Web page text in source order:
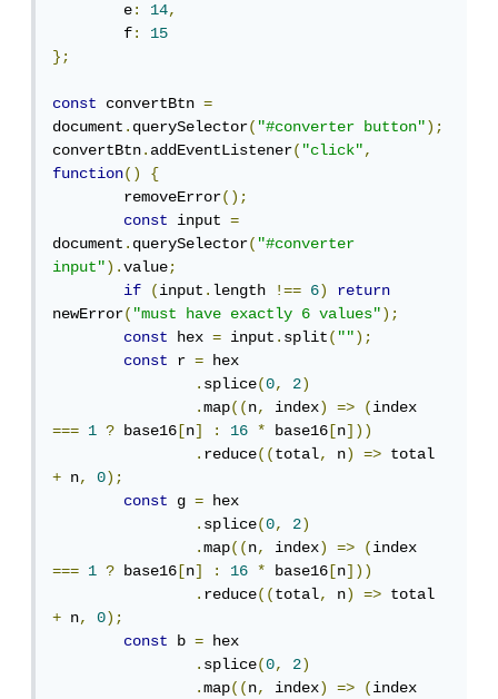
	e
: 14,
	f
:
15
};
const convertBtn =
document.querySelector("#converter button");
convertBtn.addEventListener("click",
function()
{
	removeError
();
const
input =
document.querySelector("#converter
input").value;
if
(input.length !== 6)
return
newError("must have exactly 6 values");
const
hex = input.split("");
const
r = hex
.splice(0, 2)
.map((n, index) => (
===
1 ? base16 [n] : 16 * base16 [n]))
.reduce((total, n) =>
+ n, 0);
const
g = hex
.splice(0, 2)
.map((n, index) => (
===
1 ? base16 [n] : 16 * base16 [n]))
.reduce((total, n) =>
+ n, 0);
const
b = hex
.splice(0, 2)
.map((n, index) => (